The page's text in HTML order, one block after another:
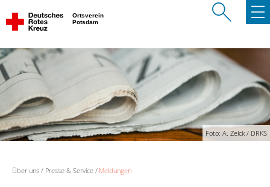
Ortsverein
Potsdam
Foto: A. Zelck / DRKS
Über uns Presse & Service Meldungen